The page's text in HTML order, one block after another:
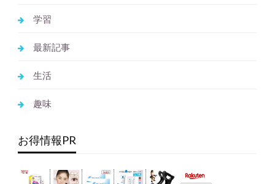
学習
最新記事
生活
趣味
お得情報PR